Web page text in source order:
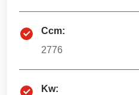
Ccm:
2776
Kw: